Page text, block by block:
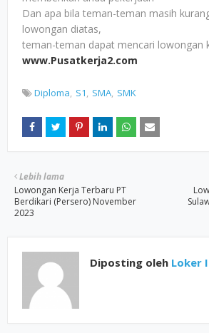
Dan apa bila teman-teman masih
lowongan diatas,
teman-teman dapat mencari lowongan
www.Pusatkerja2.com
Diploma S1 SMA SMK
Lebih lama
Lowongan Kerja Terbaru PT
Berdikari (Persero) November
2023
Diposting oleh Loker